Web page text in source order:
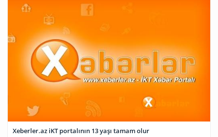
Xeberler.az iKT portalının 13 yaşı tamam olur